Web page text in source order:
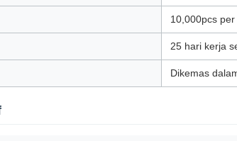
10,000pcs per
25 hari kerja
Dikemas